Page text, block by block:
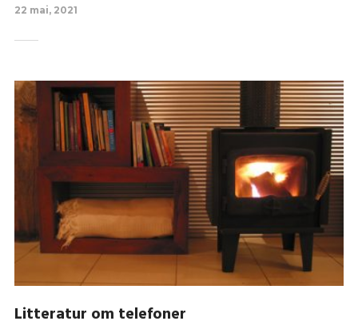
22 mai, 2021
Litteratur om telefoner